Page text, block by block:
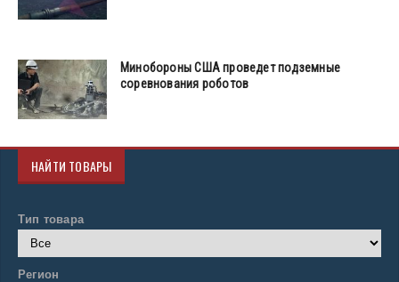
Минобороны США проведет подземные
соревнования роботов
НАЙТИ ТОВАРЫ
Тип товара
Регион